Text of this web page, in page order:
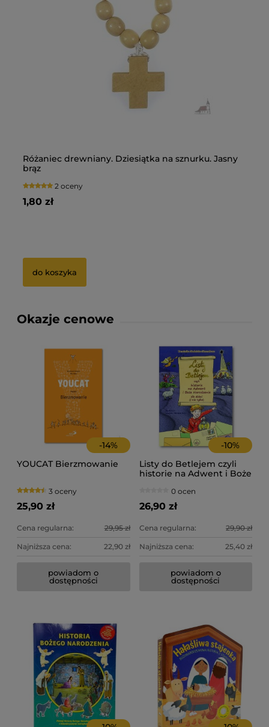
Różaniec drewniany. Dziesiątka na sznurku. Jasny
brąz
2 oceny
1,80 zł
do koszyka
Okazje cenowe
-14%
YOUCAT Bierzmowanie
3 oceny
25,90 zł
Cena regularna: 29,95 zł
Najniższa cena: 22,90 zł
powiadom o
dostępności
-10%
Listy do Betlejem czyli
historie na Adwent i Boże
Stadnicka-Strzembosz
0 ocen
26,90 zł
Cena regularna: 29,90 zł
Najniższa cena: 25,40 zł
powiadom o
dostępności